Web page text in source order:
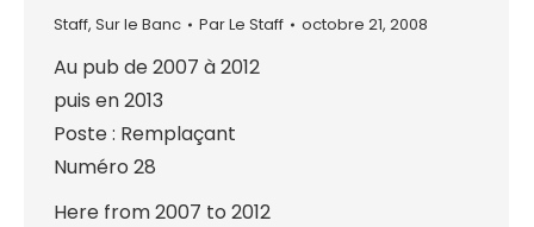
Staff, Sur le Banc ParLe Staff octobre 21, 2008
Au pub de 2007 à 2012
puis en 2013
Poste : Remplaçant
Numéro 28
Here from 2007 to 2012